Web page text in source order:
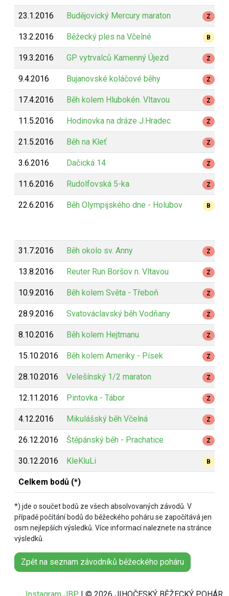
23.1.2016 Budějovický Mercury maraton Z
13.2.2016 Běžecký ples na Včelné B
19.3.2016 GP vytrvalců Kamenný Újezd Z
9.4.2016 Bujanovské koláčové běhy Z
17.4.2016 Běh kolem Hlubokén. Vltavou Z
11.5.2016 Hodinovka na dráze J.Hradec Z
21.5.2016 Běh na Kleť Z
3.6.2016 Dačická 14 Z
11.6.2016 Rudolfovská 5-ka Z
22.6.2016 Běh Olympijského dne - Holubov B
31.7.2016 Běh okolo sv. Anny Z
13.8.2016 Reuter Run Boršov n. Vltavou Z
10.9.2016 Běh kolem Světa - Třeboň Z
28.9.2016 Svatováclavský běh Vodňany Z
8.10.2016 Běh kolem Hejtmanu Z
15.10.2016 Běh kolem Ameriky - Písek Z
28.10.2016 Velešínský 1/2 maraton Z
12.11.2016 Pintovka - Tábor Z
4.12.2016 Mikulášský běh Včelná Z
26.12.2016 Štěpánský běh - Prachatice Z
30.12.2016 KleKluLi B
Celkem bodů (*)
*) jde o součet bodů ze všech absolvovaných závodů. V
případě počítání bodů do běžeckého poháru se započítává jen
osm nejlepších výsledků. Více informací naleznete na stránce
výsledků.
Zpět na seznam závodníků běžeckého poháru